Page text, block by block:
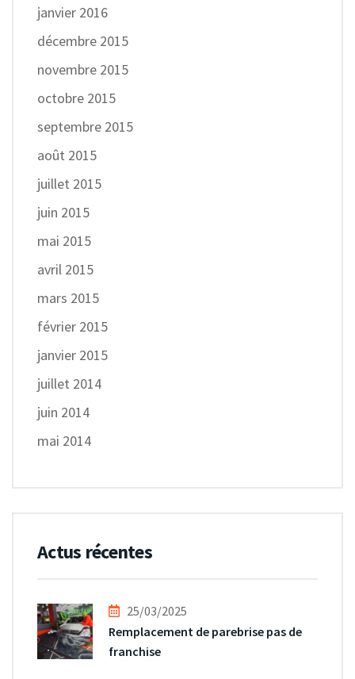
janvier 2016
décembre 2015
novembre 2015
octobre 2015
septembre 2015
août 2015
juillet 2015
juin 2015
mai 2015
avril 2015
mars 2015
février 2015
janvier 2015
juillet 2014
juin 2014
mai 2014
Actus récentes
25/03/2025
Remplacement de parebrise pas de
franchise